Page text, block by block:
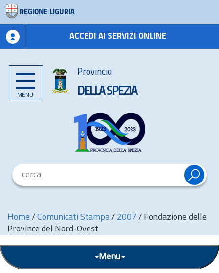
REGIONE LIGURIA
ACCEDI AI SERVIZI ONLINE
MENU
Provincia
DELLA SPEZIA
Home / Comunicati Stampa / 2007 / Fondazione delle
Province del Nord-Ovest
Menu